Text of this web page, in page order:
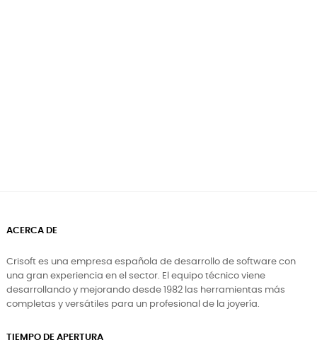
ACERCA DE
Crisoft es una empresa española de desarrollo de software con
una gran experiencia en el sector. El equipo técnico viene
desarrollando y mejorando desde 1982 las herramientas más
completas y versátiles para un profesional de la joyería.
TIEMPO DE APERTURA